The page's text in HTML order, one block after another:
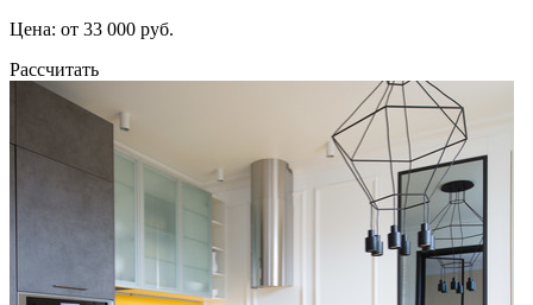
Цена: от 33 000 руб.
Рассчитать